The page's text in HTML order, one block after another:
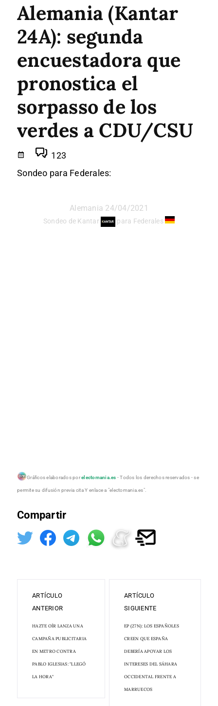
Alemania (Kantar
24A): segunda
encuestadora que
pronostica el
sorpasso de los
verdes a CDU/CSU
123
Sondeo para Federales:
Alemania 24/04/2021
Sondeo de Kantar para Federales
Gráficos elaborados porelectomania.es - Todos los derechos reservados - se
permite su difusión previa cita Y enlace a "electomania.es".
Compartir
ARTÍCULO
ANTERIOR
HAZTE OÍR LANZA UNA
CAMPAÑA PUBLICITARIA
EN METRO CONTRA
PABLO IGLESIAS: "LLEGÓ
LA HORA"
ARTÍCULO
SIGUIENTE
EP (27N): LOS ESPAÑOLES
CREEN QUE ESPAÑA
DEBERÍA APOYAR LOS
INTERESES DEL SÁHARA
OCCIDENTAL FRENTE A
MARRUECOS